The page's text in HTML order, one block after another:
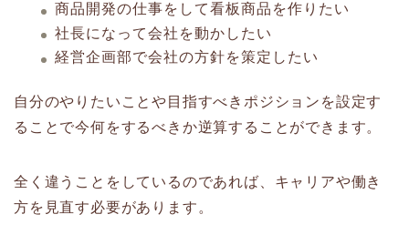
商品開発の仕事をして看板商品を作りたい
社長になって会社を動かしたい
経営企画部で会社の方針を策定したい
自分のやりたいことや目指すべきポジションを設定す
ることで今何をするべきか逆算することができます。
全く違うことをしているのであれば、キャリアや働き
方を見直す必要があります。